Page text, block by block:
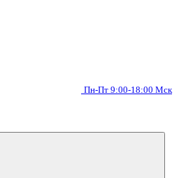
Пн-Пт 9:00-18:00 Мск